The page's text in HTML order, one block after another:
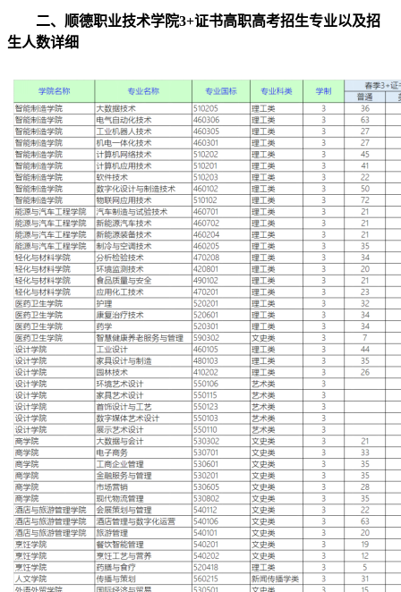
二、顺德职业技术学院3+证书高职高考招生专业以及招
生人数详细